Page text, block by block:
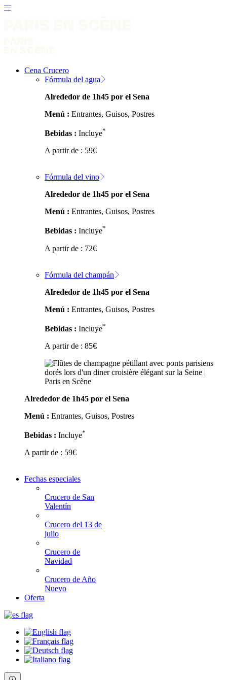
Cena Crucero
Fórmula del agua
Alrededor de 1h45 por el Sena
Menú : Entrantes, Guisos, Postres
Bebidas : Incluye*
A partir de : 59€
Fórmula del vino
Alrededor de 1h45 por el Sena
Menú : Entrantes, Guisos, Postres
Bebidas : Incluye*
A partir de : 72€
Fórmula del champán
Alrededor de 1h45 por el Sena
Menú : Entrantes, Guisos, Postres
Bebidas : Incluye*
A partir de : 85€
Alrededor de 1h45 por el Sena
Menú : Entrantes, Guisos, Postres
Bebidas : Incluye*
A partir de : 59€
Fechas especiales
Crucero de San
Valentín
Crucero del 13 de
julio
Crucero de
Navidad
Crucero de Año
Nuevo
Oferta